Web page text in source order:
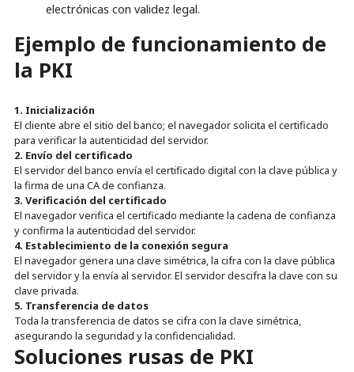
electrónicas con validez legal.
Ejemplo de funcionamiento de
la PKI
1. Inicialización
El cliente abre el sitio del banco; el navegador solicita el certificado
para verificar la autenticidad del servidor.
2. Envío del certificado
El servidor del banco envía el certificado digital con la clave pública y
la firma de una CA de confianza.
3. Verificación del certificado
El navegador verifica el certificado mediante la cadena de confianza
y confirma la autenticidad del servidor.
4. Establecimiento de la conexión segura
El navegador genera una clave simétrica, la cifra con la clave pública
del servidor y la envía al servidor. El servidor descifra la clave con su
clave privada.
5. Transferencia de datos
Toda la transferencia de datos se cifra con la clave simétrica,
asegurando la seguridad y la confidencialidad.
Soluciones rusas de PKI